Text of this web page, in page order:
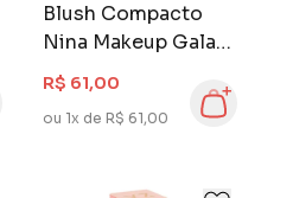
Blush Compacto
Nina Makeup Galaxy
Glow Vênus
R$ 61,00
ou 1x de R$ 61,00